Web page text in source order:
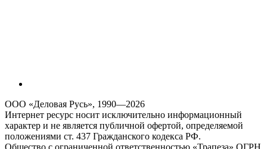
ООО «Деловая Русь», 1990—2026
Интернет ресурс носит исключительно информационный
характер и не является публичной офертой, определяемой
положениями ст. 437 Гражданского кодекса РФ.
Общество с ограниченной ответственностью «Трапеза» ОГРН